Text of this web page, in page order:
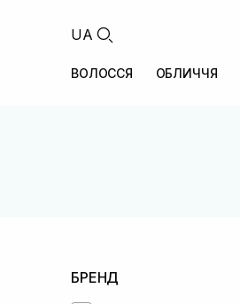
UA
ВОЛОССЯ ОБЛИЧЧЯ
БРЕНД